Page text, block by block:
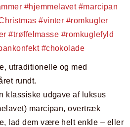
utraditionelle og med
rundt.
klassiske udgave af luksus
marcipan, overtræk
lad dem være helt enkle – eller